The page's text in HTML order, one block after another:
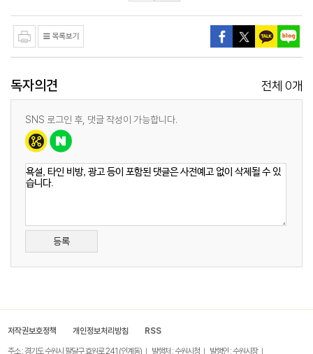
독자의견 전체 0개
SNS 로그인 후, 댓글 작성이 가능합니다.
등록
저작권보호정책 개인정보처리방침 RSS
주소 : 경기도 수원시 팔달구 효원로 241 (인계동) 발행처 : 수원시청 발행인 : 수원시장